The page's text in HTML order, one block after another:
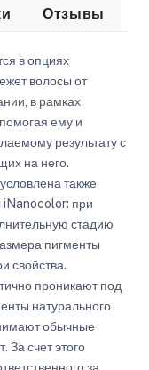
Отзывы
в опциях
волосы от
в рамках
ему и
результату с
на него.
также
при
стадию
пигменты
свойства.
проникают под
натурального
обычные
За счет этого